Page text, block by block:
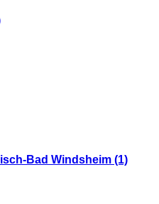
Bad Windsheim (1)